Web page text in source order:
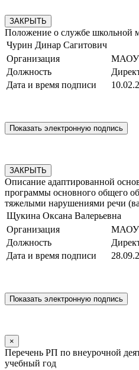
ЗАКРЫТЬ
Положение о службе школьной
Чурин Динар Сагитович
Организация
МАОУ
Должность
Дата и время подписи
ЗАКРЫТЬ
Описание адаптированной
программы основного общего
тяжелыми нарушениями речи
Щукина Оксана Валерьевна
Организация
МАОУ
Должность
Дата и время подписи
×
Перечень РП по внеурочной
учебный год